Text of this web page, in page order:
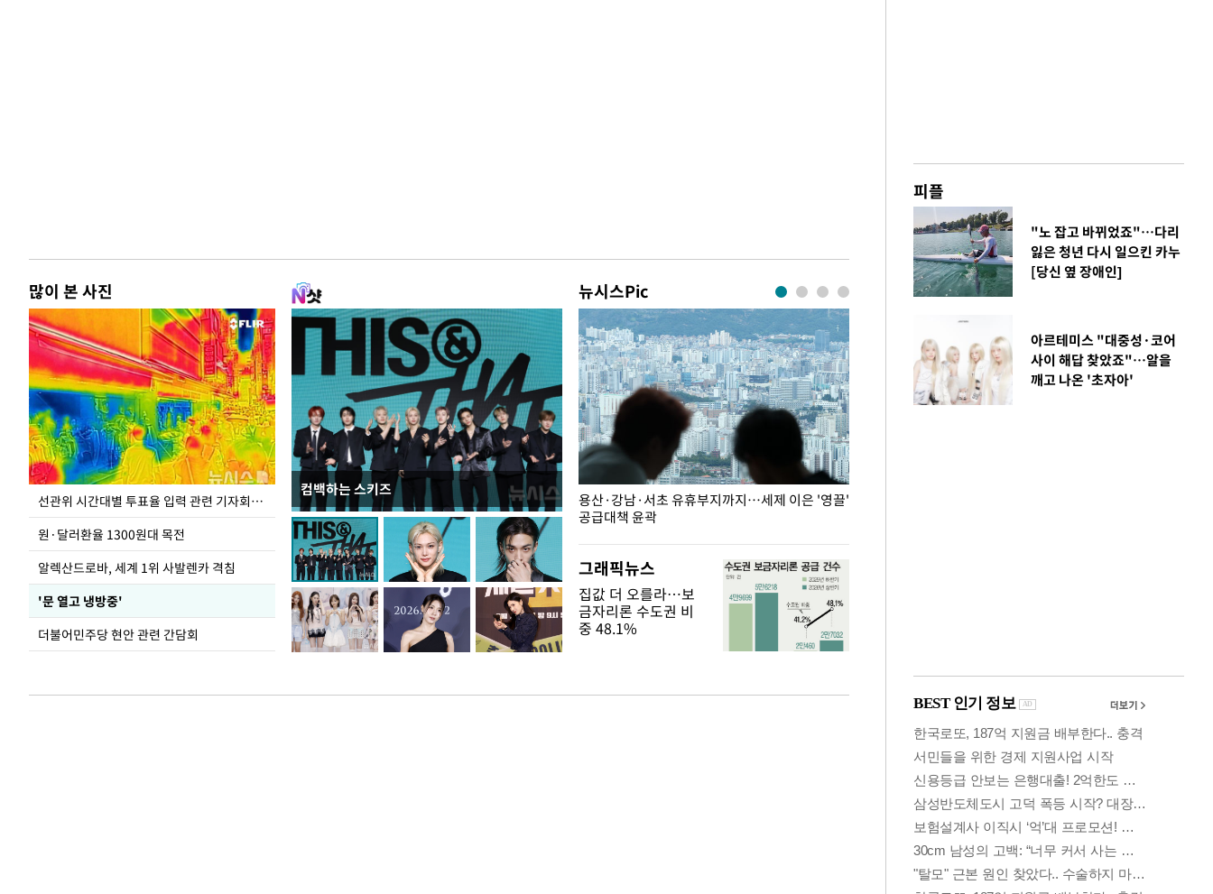
많이 본 사진
선관위 시간대별 투표율 입력 관련 기자회견하는 주진우 의원
원·달러환율 1300원대 목전
알렉산드로바, 세계 1위 사발렌카 격침
'문 열고 냉방중'
더불어민주당 현안 관련 간담회
컴백하는 스키즈
뉴시스Pic
주유소 기름값 12주째 하락, L당 1천800원대
용산·강남·서초 유휴부지까지…세제 이은 '영끌'
공급대책 윤곽
그래픽뉴스
집값 더 오를라…보
금자리론 수도권 비
중 48.1%
피플
"노 잡고 바뀌었죠"…다리
잃은 청년 다시 일으킨 카누
[당신 옆 장애인]
아르테미스 "대중성·코어
사이 해답 찾았죠"…알을
깨고 나온 '초자아'